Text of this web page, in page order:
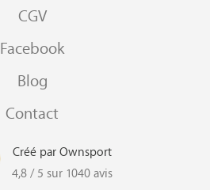
CGV
Facebook
Blog
Contact
Créé par Ownsport
4,8 / 5 sur 1040 avis